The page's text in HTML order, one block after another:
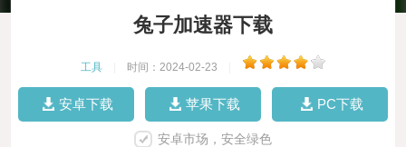
兔子加速器下载
工具 时间：2024-02-23
安卓下载 苹果下载 PC下载
安卓市场，安全绿色